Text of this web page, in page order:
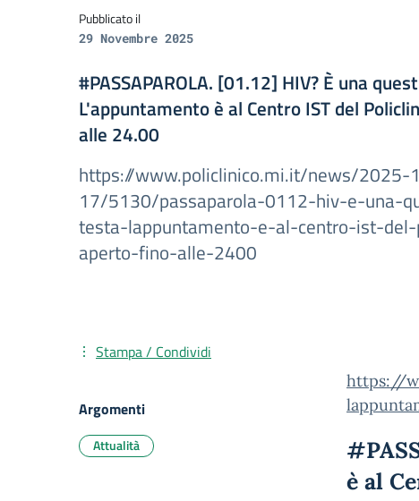
Pubblicato il
29 Novembre 2025
#PASSAPAROLA. [01.12] HIV? È una
L'appuntamento è al Centro IST del
alle 24.00
https://www.policlinico.mi.it/news/2025-
17/5130/passaparola-0112-hiv-e-una-
testa-lappuntamento-e-al-centro-ist-
aperto-fino-alle-2400
https://
è al
Stampa / Condividi
Argomenti
Attualità